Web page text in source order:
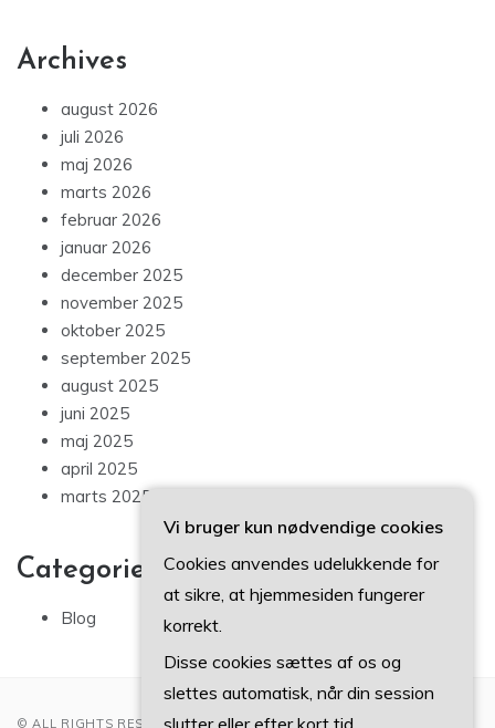
Archives
august 2026
juli 2026
maj 2026
marts 2026
februar 2026
januar 2026
december 2025
november 2025
oktober 2025
september 2025
august 2025
juni 2025
maj 2025
april 2025
marts 2025
Categories
Blog
© ALL RIGHTS RESERVED 2022
Vi bruger kun nødvendige cookies
Cookies anvendes udelukkende for
at sikre, at hjemmesiden fungerer
korrekt.
Disse cookies sættes af os og
slettes automatisk, når din session
slutter eller efter kort tid.